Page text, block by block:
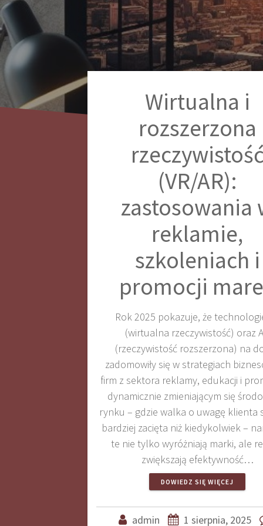
Wirtualna i
rozszerzona
rzeczywistość
(VR/AR):
zastosowania
reklamie,
szkoleniach i
promocji
Rok 2025 pokazuje, że
(wirtualna rzeczywistość) oraz
(rzeczywistość rozszerzona) na
zadomowiły się w strategiach
firm z sektora reklamy, edukacji i
dynamicznie zmieniającym się
rynku – gdzie walka o uwagę klienta
bardziej zacięta niż kiedykolwiek –
te nie tylko wyróżniają marki, ale
zwiększają efektywność…
DOWIEDZ SIĘ WIĘCEJ
admin 1 sierpnia, 2025